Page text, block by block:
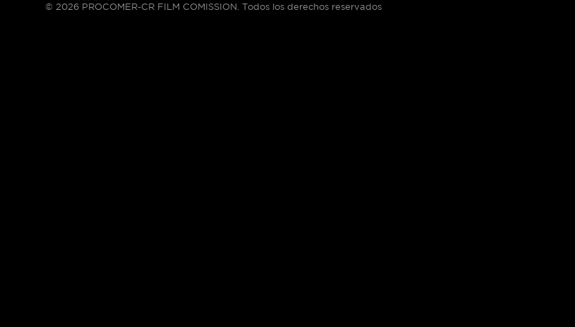
© 2026 PROCOMER-CR FILM COMISSION. Todos los derechos reservados